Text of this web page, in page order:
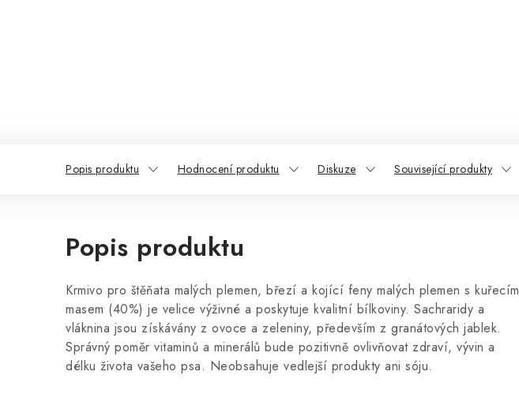
Popis produktu Hodnocení produktu Diskuze Související produkty
Popis produktu
Krmivo pro štěňata malých plemen, březí a kojící feny malých plemen s kuřecím
masem (40%) je velice výživné a poskytuje kvalitní bílkoviny. Sachraridy a
vláknina jsou získávány z ovoce a zeleniny, především z granátových jablek.
Správný poměr vitaminů a minerálů bude pozitivně ovlivňovat zdraví, vývin a
délku života vašeho psa. Neobsahuje vedlejší produkty ani sóju.